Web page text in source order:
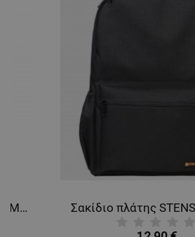
Φόρμα εργασίας COLLINS SUMMER ROYAL BLUE Σακίδιο πλάτης
ΛΕΙΤΟΥΡΓΙΚΌΤΗΤΑΣ